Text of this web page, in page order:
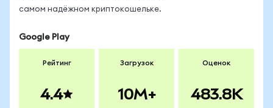
самом надёжном криптокошельке.
Google Play
Рейтинг
4.4
Загрузок
10M+
Оценок
483.8K